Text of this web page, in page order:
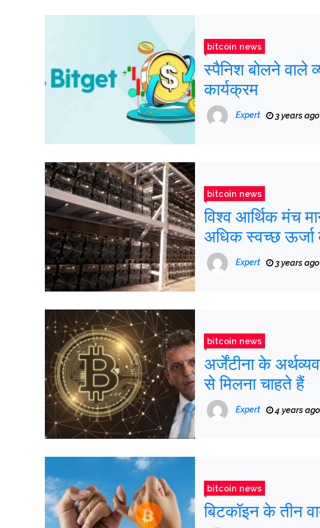
bitcoin news
स्पैनिश बोलने वाले
कार्यक्रम
Expert 3 years ago
bitcoin news
विश्व आर्थिक मंच
अधिक स्वच्छ ऊर्जा
Expert 3 years ago
bitcoin news
अर्जेंटीना के
से मिलना चाहते हैं
Expert 4 years ago
bitcoin news
बिटकॉइन के तीन